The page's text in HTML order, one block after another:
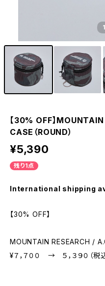
【30% OFF】
CASE（ROUND）
¥5,390
残り1点
International shipping
【30% OFF】
MOUNTAIN RESEARCH /
¥７，７００ → ５，３９０（税込